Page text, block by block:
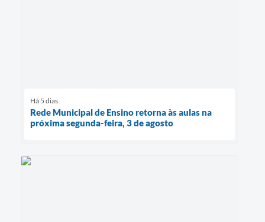
Há 5 dias
Rede Municipal de Ensino retorna às aulas na
próxima segunda-feira, 3 de agosto